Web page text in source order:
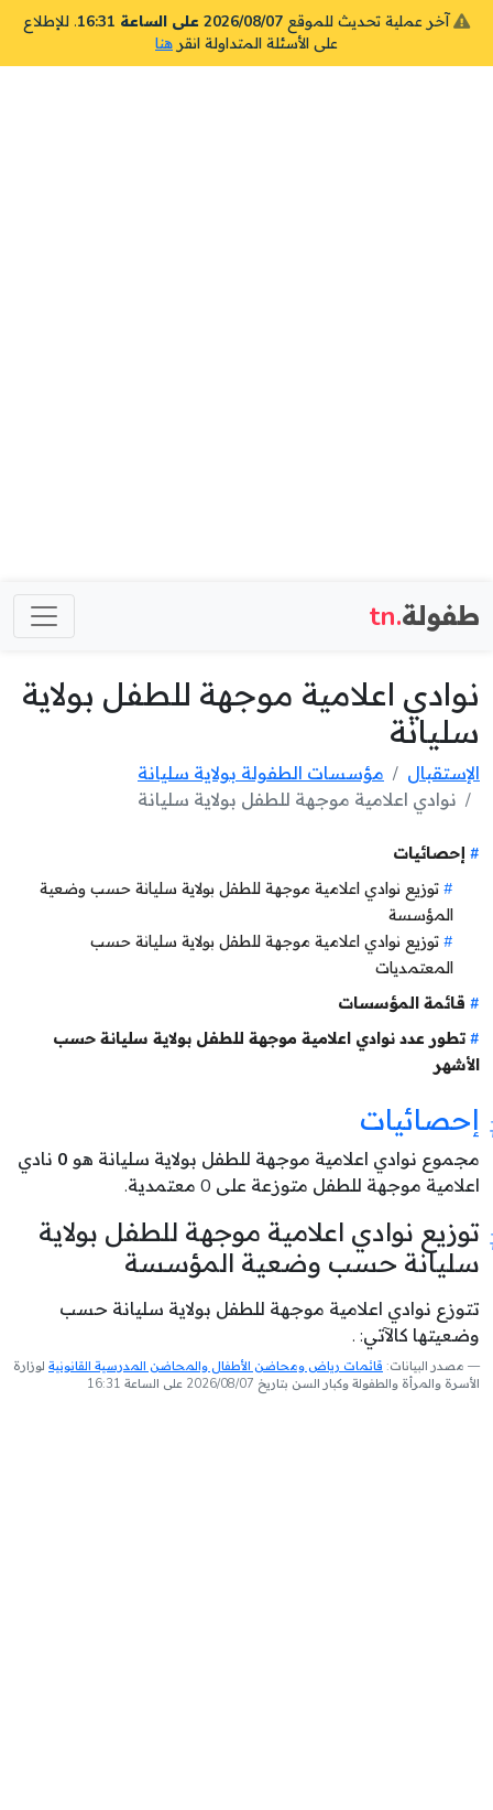
آخر عملية تحديث للموقع 2026/08/07 على الساعة 16:31
. للإطلاع
على الأسئلة المتداولة انقر هنا
طفولة.tn
نوادي اعلامية موجهة للطفل بولاية
سليانة
الإستقبال
مؤسسات الطفولة بولاية سليانة
نوادي اعلامية موجهة للطفل بولاية سليانة
إحصائيات
توزيع نوادي اعلامية موجهة للطفل بولاية سليانة حسب وضعية
المؤسسة
توزيع نوادي اعلامية موجهة للطفل بولاية سليانة حسب
المعتمديات
قائمة المؤسسات
تطور عدد نوادي اعلامية موجهة للطفل بولاية سليانة حسب
الأشهر
إحصائيات
مجموع نوادي اعلامية موجهة للطفل بولاية سليانة هو 0 نادي
اعلامية موجهة للطفل متوزعة على 0 معتمدية.
توزيع نوادي اعلامية موجهة للطفل بولاية
سليانة حسب وضعية المؤسسة
تتوزع نوادي اعلامية موجهة للطفل بولاية سليانة حسب
وضعيتها كالآتي: .
مصدر البيانات: قائمات رياض ومحاضن الأطفال والمحاضن المدرسية القانونية لوزارة
الأسرة والمرأة والطفولة وكبار السن بتاريخ 2026/08/07 على الساعة 16:31